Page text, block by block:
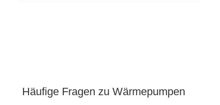
Häufige Fragen zu Wärmepumpen